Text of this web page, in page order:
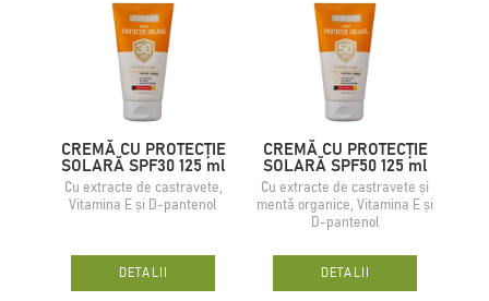
CREMĂ CU PROTECȚIE
SOLARĂ SPF30 125 ml
Сu extracte de castravete,
Vitamina E și D-pantenol
DETALII
CREMĂ CU PROTECȚIE
SOLARĂ SPF50 125 ml
Сu extracte de castravete și
mentă organice, Vitamina E și
D-pantenol
DETALII